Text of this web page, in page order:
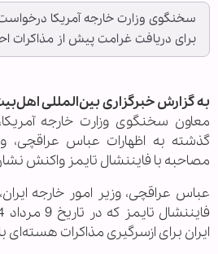
سخنگوی وزارت خارجه آمریکا درخواست
برای دریافت غرامت پیش از مذاکرات
به گزارش خبرگزاری بین‌المللی
معاون سخنگوی وزارت خارجه
گذشته به اظهارات عباس عراقچی،
مصاحبه با فایننشال تایمز واکنش
عباس عراقچی، وزیر امور خارجه
ایران برای ازسرگیری مذاکرات هسته‌ای